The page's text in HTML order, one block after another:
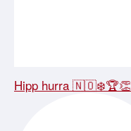
Hipp hurra 🇳🇴❄️🏆👏